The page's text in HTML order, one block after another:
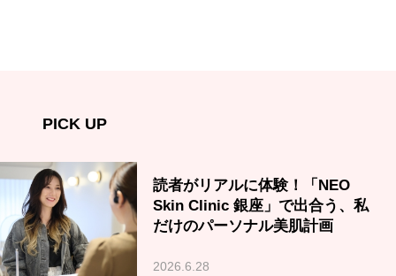
PICK UP
読者がリアルに体験！「NEO
Skin Clinic 銀座」で出合う、私
だけのパーソナル美肌計画
2026.6.28